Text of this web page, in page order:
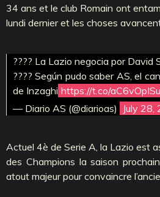
34 ans et le club Romain ont
lundi dernier et les choses
???? La Lazio negocia por David
???? Según pudo saber AS, el
de Inzaghi https://t.co/
— Diario AS (@diarioas)
July 28,
Actuel 4è de Serie A, la Lazio est
des Champions la saison
atout majeur pour convaincre